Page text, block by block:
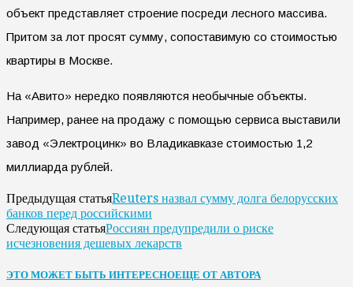
объект представляет строение посреди лесного массива.
Притом за лот просят сумму, сопоставимую со стоимостью
квартиры в Москве.
На «Авито» нередко появляются необычные объекты.
Например, ранее на продажу с помощью сервиса выставили
завод «Электроцинк» во Владикавказе стоимостью 1,2
миллиарда рублей.
Предыдущая статьяReuters назвал сумму долга белорусских
банков перед российскими
Следующая статьяРоссиян предупредили о риске
исчезновения дешевых лекарств
ЭТО МОЖЕТ БЫТЬ ИНТЕРЕСНОЕЩЕ ОТ АВТОРА